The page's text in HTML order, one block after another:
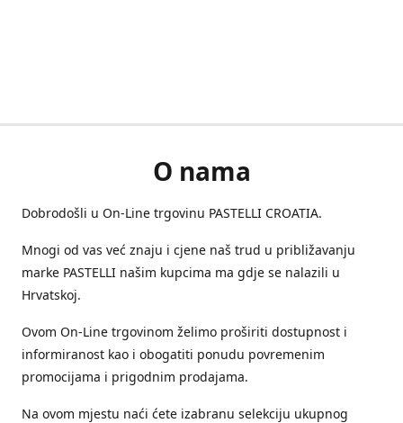
O nama
Dobrodošli u On-Line trgovinu PASTELLI CROATIA.
Mnogi od vas već znaju i cjene naš trud u približavanju
marke PASTELLI našim kupcima ma gdje se nalazili u
Hrvatskoj.
Ovom On-Line trgovinom želimo proširiti dostupnost i
informiranost kao i obogatiti ponudu povremenim
promocijama i prigodnim prodajama.
Na ovom mjestu naći ćete izabranu selekciju ukupnog